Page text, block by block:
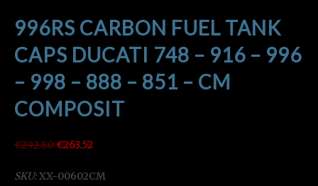
996RS CARBON FUEL TANK
CAPS DUCATI 748 – 916 – 996
– 998 – 888 – 851 – CM
COMPOSIT
€292.80Oorspronkelijke
was:
€263.52Huidige
is:
SKU:XX-00602CM